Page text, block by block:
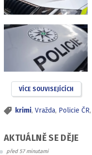
VÍCE SOUVISEJÍCÍCH
krimi, Vražda, Policie ČR,
AKTUÁLNĚ SE DĚJE
před 57 minutami